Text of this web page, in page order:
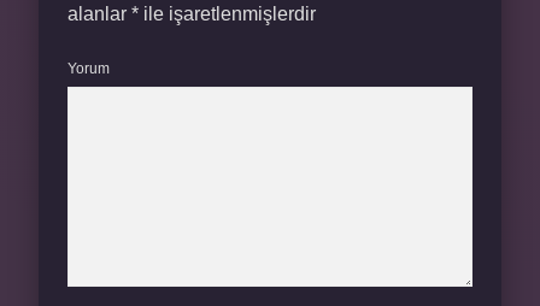
alanlar * ile işaretlenmişlerdir
Yorum